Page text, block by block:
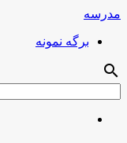
مدرسه
برگه نمونه
search